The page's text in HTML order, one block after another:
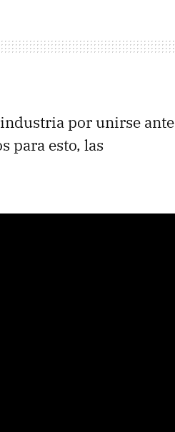
por unirse ante
para esto, las